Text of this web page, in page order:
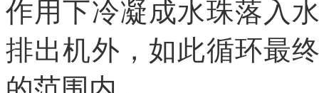
作用下冷凝成水珠落入
排出机外，如此循环最